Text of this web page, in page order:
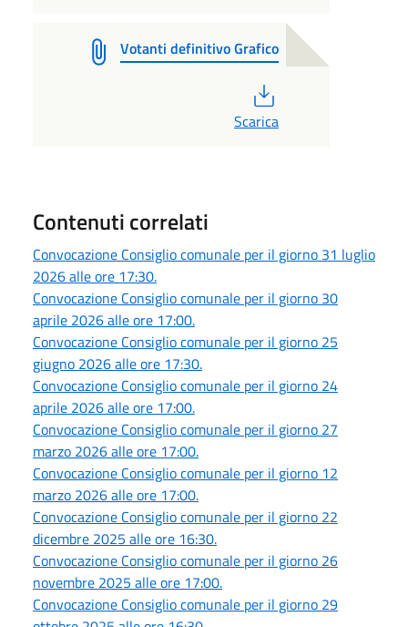
Votanti definitivo Grafico
Scarica
Contenuti correlati
Convocazione Consiglio comunale per il giorno 31 luglio
2026 alle ore 17:30.
Convocazione Consiglio comunale per il giorno 30
aprile 2026 alle ore 17:00.
Convocazione Consiglio comunale per il giorno 25
giugno 2026 alle ore 17:30.
Convocazione Consiglio comunale per il giorno 24
aprile 2026 alle ore 17:00.
Convocazione Consiglio comunale per il giorno 27
marzo 2026 alle ore 17:00.
Convocazione Consiglio comunale per il giorno 12
marzo 2026 alle ore 17:00.
Convocazione Consiglio comunale per il giorno 22
dicembre 2025 alle ore 16:30.
Convocazione Consiglio comunale per il giorno 26
novembre 2025 alle ore 17:00.
Convocazione Consiglio comunale per il giorno 29